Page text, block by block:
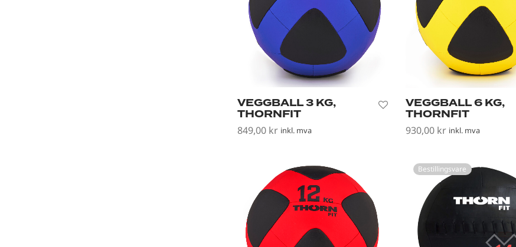
VEGGBALL 3 KG,
THORNFIT
849,00 kr inkl. mva
VEGGBALL 6 KG,
THORNFIT
930,00 kr inkl. mva
Bestillingsvare